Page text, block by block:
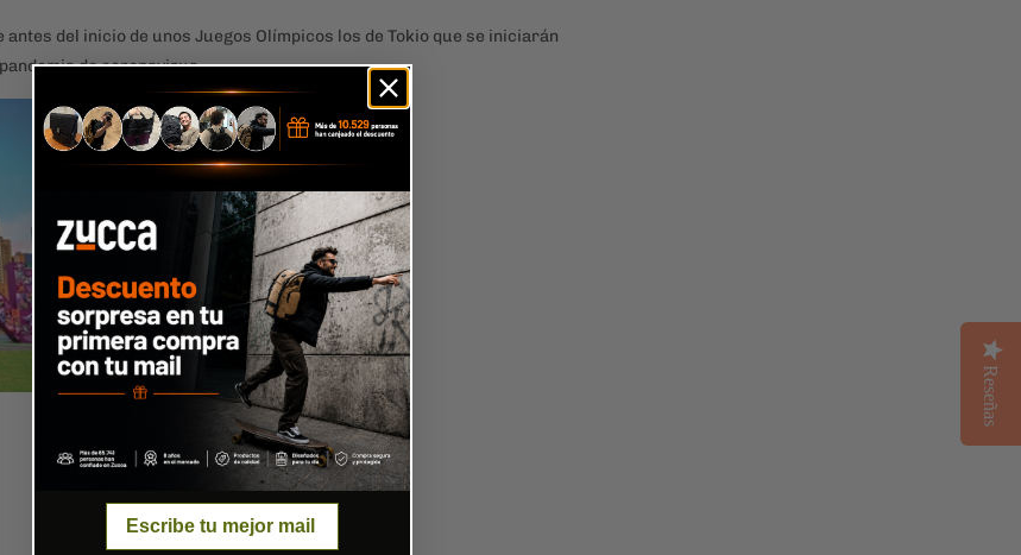
del inicio de unos Juegos Olímpicos los de Tokio que se iniciarán
de coronavirus.
Reseñas